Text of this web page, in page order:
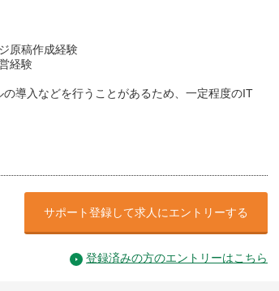
原稿作成経験
経験
の導入などを行うことがあるため、一定程度のIT
サポート登録して求人にエントリーする
登録済みの方のエントリーはこちら